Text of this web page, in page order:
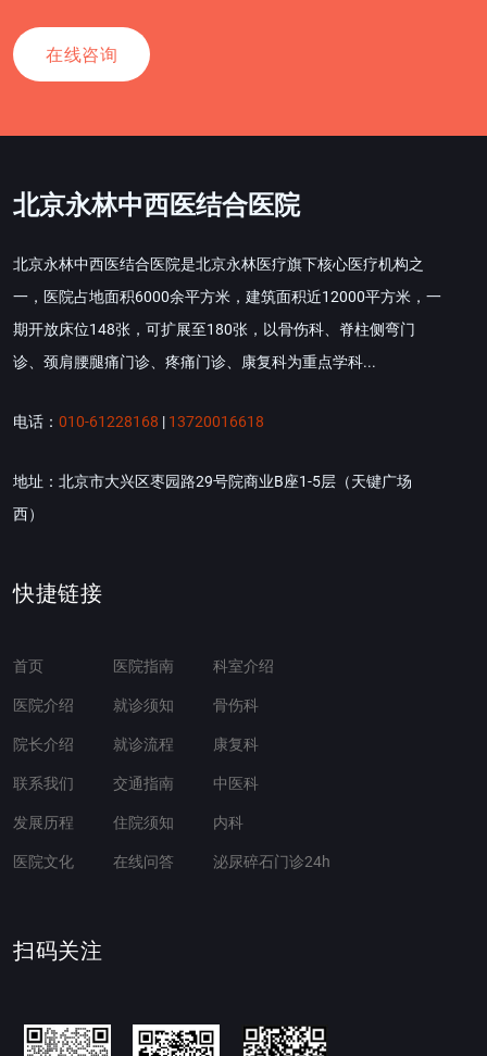
在线咨询
北京永林中西医结合医院
北京永林中西医结合医院是北京永林医疗旗下核心医疗机构之
一，医院占地面积6000余平方米，建筑面积近12000平方米，一
期开放床位148张，可扩展至180张，以骨伤科、脊柱侧弯门
诊、颈肩腰腿痛门诊、疼痛门诊、康复科为重点学科...
电话： 010-61228168 | 13720016618
地址：北京市大兴区枣园路29号院商业B座1-5层（天键广场
西）
快捷链接
首页
医院介绍
院长介绍
联系我们
发展历程
医院文化
医院指南
就诊须知
就诊流程
交通指南
住院须知
在线问答
科室介绍
骨伤科
康复科
中医科
内科
泌尿碎石门诊24h
扫码关注